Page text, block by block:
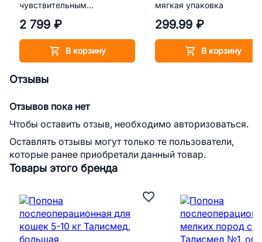
чувствительным
Sensitive Mini Lamb с
2 799 ₽
В корзину
мягкая упаковка
299.99 ₽
В корзину
Товары этого бренда
Отзывы
Отзывов пока нет
Чтобы оставить отзыв, необходимо авторизоваться.
Оставлять отзывы могут только те пользователи,
которые ранее приобретали данный товар.